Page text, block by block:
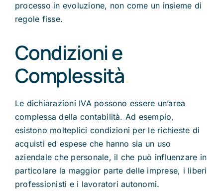
processo in evoluzione, non come un insieme di
regole fisse.
Condizioni e
Complessità.
Le dichiarazioni IVA possono essere un’area
complessa della contabilità. Ad esempio,
esistono molteplici condizioni per le richieste di
acquisti ed espese che hanno sia un uso
aziendale che personale, il che può influenzare in
particolare la maggior parte delle imprese, i liberi
professionisti e i lavoratori autonomi.